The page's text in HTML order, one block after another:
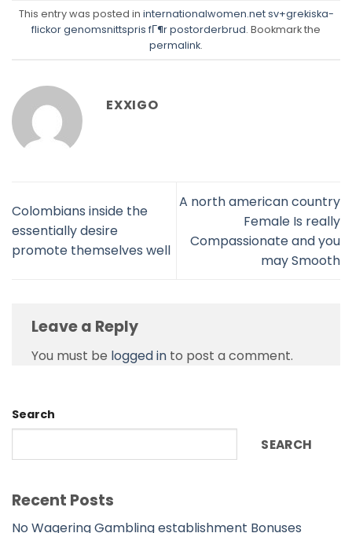
This entry was posted in internationalwomen.net sv+grekiska-
flickor genomsnittspris fГ¶r postorderbrud. Bookmark the
permalink.
EXXIGO
Colombians inside the
essentially desire
promote themselves well
A north american country
Female Is really
Compassionate and you
may Smooth
Leave a Reply
You must be logged in to post a comment.
Search
SEARCH
Recent Posts
No Wagering Gambling establishment Bonuses